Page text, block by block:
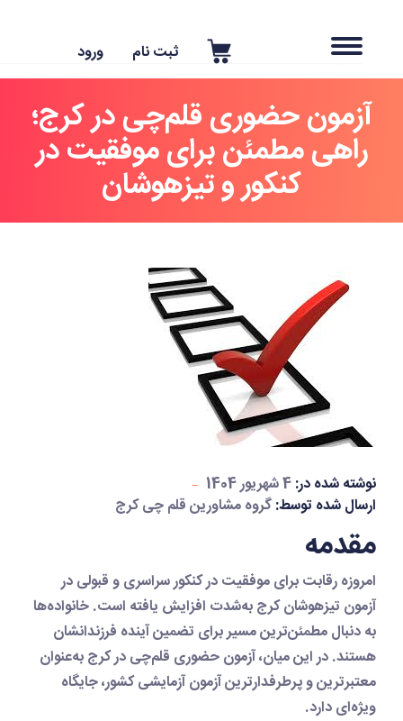
ثبت نام
آزمون حضوری قلم‌چی در کرج؛
راهی مطمئن برای موفقیت در
کنکور و تیزهوشان
نوشته شده در:4 شهریور 1404
ارسال شده توسط:گروه مشاورین قلم چی کرج
مقدمه
امروزه رقابت برای موفقیت درکنکور سراسریو قبولی در
آزمون تیزهوشان کرجبه‌شدت افزایش یافته است. خانواده‌ها
به دنبال مطمئن‌ترین مسیر برای تضمین آینده فرزندانشان
هستند. در این میان،آزمون حضوری قلم‌چیدر کرج به‌عنوان
معتبرترین و پرطرفدارترین آزمون آزمایشی کشور، جایگاه
ویژه‌ای دارد.